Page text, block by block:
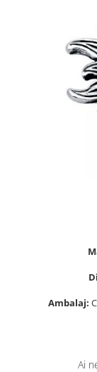
Bijuterii argint
Bijuterii argint
Bijuterii argint
Bijuterii gotice si
Bijuterii
Bijuterii fantezie
Casete si cutii
Ambalaj:
Ai